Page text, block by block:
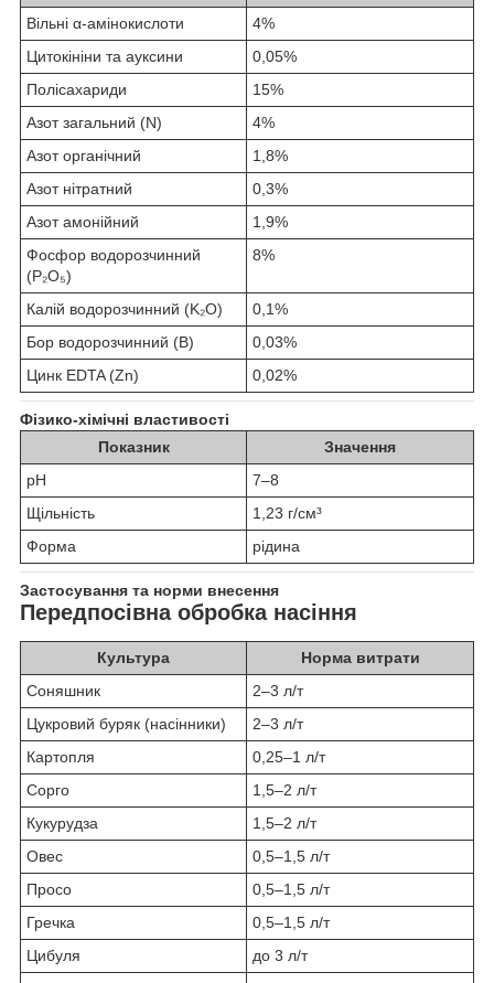
Вільні α-амінокислоти
4%
Цитокініни та ауксини
0,05%
Полісахариди
15%
Азот загальний (N)
4%
Азот органічний
1,8%
Азот нітратний
0,3%
Азот амонійний
1,9%
Фосфор водорозчинний
(P₂O₅)
8%
Калій водорозчинний (K₂O)
0,1%
Бор водорозчинний (B)
0,03%
Цинк EDTA (Zn)
0,02%
Фізико-хімічні властивості
Показник
Значення
pH
7–8
Щільність
1,23 г/см³
Форма
рідина
Застосування та норми внесення
Передпосівна обробка насіння
Культура
Норма витрати
Соняшник
2–3 л/т
Цукровий буряк (насінники)
2–3 л/т
Картопля
0,25–1 л/т
Сорго
1,5–2 л/т
Кукурудза
1,5–2 л/т
Овес
0,5–1,5 л/т
Просо
0,5–1,5 л/т
Гречка
0,5–1,5 л/т
Цибуля
до 3 л/т